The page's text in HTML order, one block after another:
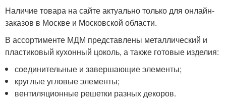
Наличие товара на сайте актуально только для онлайн-
заказов в Москве и Московской области.
В ассортименте МДМ представлены металлический и
пластиковый кухонный цоколь, а также готовые изделия:
соединительные и завершающие элементы;
круглые угловые элементы;
вентиляционные решетки разных декоров.